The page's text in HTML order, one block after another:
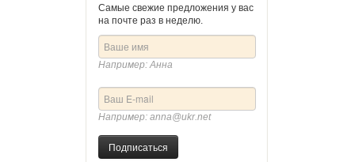
Самые свежие предложения у вас
на почте раз в неделю.
Например: Анна
Например: anna@ukr.net
Подписаться